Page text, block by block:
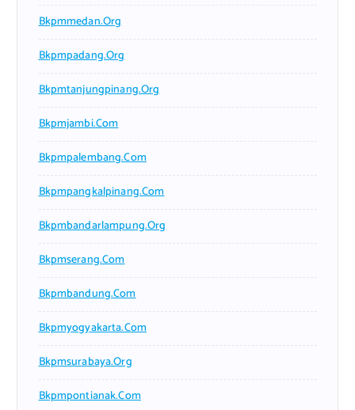
Bkpmmedan.org
Bkpmpadang.org
Bkpmtanjungpinang.org
Bkpmjambi.com
Bkpmpalembang.com
Bkpmpangkalpinang.com
Bkpmbandarlampung.org
Bkpmserang.com
Bkpmbandung.com
Bkpmyogyakarta.com
Bkpmsurabaya.org
Bkpmpontianak.com